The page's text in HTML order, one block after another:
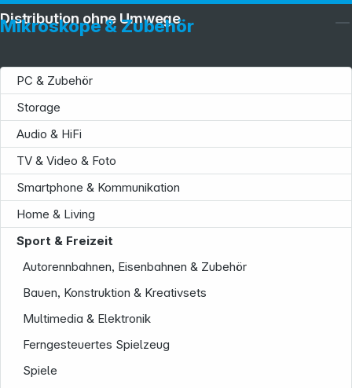
Mikroskope & Zubehör
PC & Zubehör
Storage
Audio & HiFi
TV & Video & Foto
Smartphone & Kommunikation
Home & Living
Sport & Freizeit
Autorennbahnen, Eisenbahnen & Zubehör
Bauen, Konstruktion & Kreativsets
Multimedia & Elektronik
Ferngesteuertes Spielzeug
Spiele
Distribution ohne Umwege